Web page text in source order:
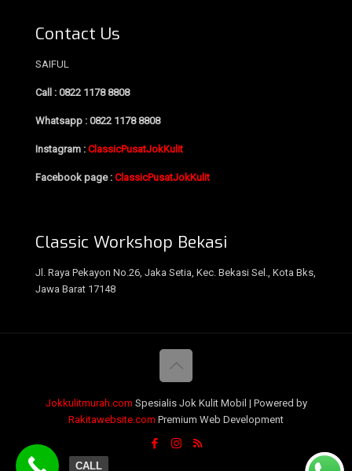
Contact Us
SAIFUL
Call : 0822 1178 8808
Whatsapp : 0822 1178 8808
Instagram : ClassicPusatJokKulit
Facebook page : ClassicPusatJokKulit
Classic Workshop Bekasi
Jl. Raya Pekayon No.26, Jaka Setia, Kec. Bekasi Sel., Kota Bks,
Jawa Barat 17148
Jokkulitmurah.com Spesialis Jok Kulit Mobil | Powered by
Rakitawebsite.com Premium Web Development
CALL